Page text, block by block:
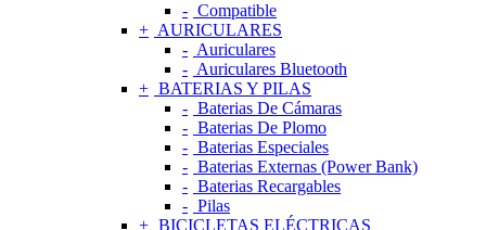
Compatible
AURICULARES
Auriculares
Auriculares Bluetooth
BATERIAS Y PILAS
Baterias De Cámaras
Baterias De Plomo
Baterias Especiales
Baterias Externas (Power Bank)
Baterias Recargables
Pilas
BICICLETAS ELÉCTRICAS